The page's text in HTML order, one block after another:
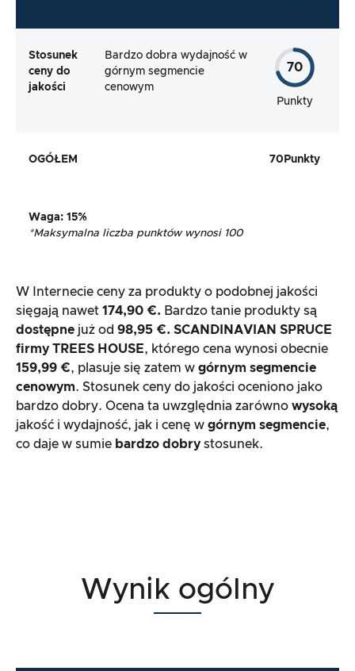
Stosunek
ceny do
jakości
Bardzo dobra wydajność w
górnym segmencie
cenowym
70
Punkty
OGÓŁEM 70 Punkty
Waga: 15%
*Maksymalna liczba punktów wynosi 100
W Internecie ceny za produkty o podobnej jakości
sięgają nawet 174,90 €. Bardzo tanie produkty są
dostępne już od 98,95 €. SCANDINAVIAN SPRUCE
firmy TREES HOUSE, którego cena wynosi obecnie
159,99 €, plasuje się zatem w górnym segmencie
cenowym. Stosunek ceny do jakości oceniono jako
bardzo dobry. Ocena ta uwzględnia zarówno wysoką
jakość i wydajność, jak i cenę w górnym segmencie,
co daje w sumie bardzo dobry stosunek.
Wynik ogólny